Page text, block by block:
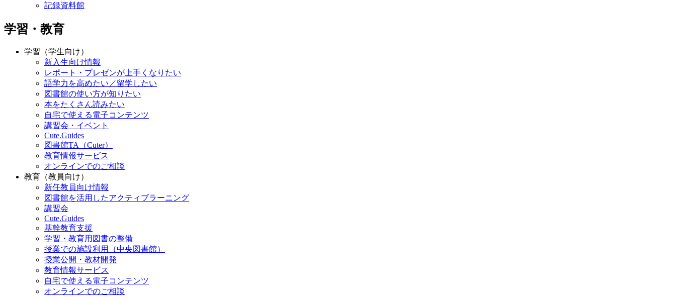
記録資料館
学習・教育
学習（学生向け）
新入生向け情報
レポート・プレゼンが上手くなりたい
語学力を高めたい／留学したい
図書館の使い方が知りたい
本をたくさん読みたい
自宅で使える電子コンテンツ
講習会・イベント
Cute.Guides
図書館TA（Cuter）
教育情報サービス
オンラインでのご相談
教育（教員向け）
新任教員向け情報
図書館を活用したアクティブラーニング
講習会
Cute.Guides
基幹教育支援
学習・教育用図書の整備
授業での施設利用（中央図書館）
授業公開・教材開発
教育情報サービス
自宅で使える電子コンテンツ
オンラインでのご相談